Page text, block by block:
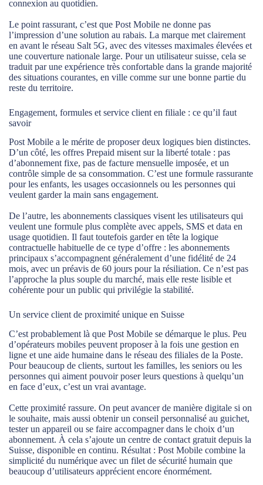
connexion au quotidien.
Le point rassurant, c’est que Post Mobile ne donne pas
l’impression d’une solution au rabais. La marque met clairement
en avant le réseau Salt 5G, avec des vitesses maximales élevées et
une couverture nationale large. Pour un utilisateur suisse, cela se
traduit par une expérience très confortable dans la grande majorité
des situations courantes, en ville comme sur une bonne partie du
reste du territoire.
Engagement, formules et service client en filiale : ce qu’il faut
savoir
Post Mobile a le mérite de proposer deux logiques bien distinctes.
D’un côté, les offres Prepaid misent sur la liberté totale : pas
d’abonnement fixe, pas de facture mensuelle imposée, et un
contrôle simple de sa consommation. C’est une formule rassurante
pour les enfants, les usages occasionnels ou les personnes qui
veulent garder la main sans engagement.
De l’autre, les abonnements classiques visent les utilisateurs qui
veulent une formule plus complète avec appels, SMS et data en
usage quotidien. Il faut toutefois garder en tête la logique
contractuelle habituelle de ce type d’offre : les abonnements
principaux s’accompagnent généralement d’une fidélité de 24
mois, avec un préavis de 60 jours pour la résiliation. Ce n’est pas
l’approche la plus souple du marché, mais elle reste lisible et
cohérente pour un public qui privilégie la stabilité.
Un service client de proximité unique en Suisse
C’est probablement là que Post Mobile se démarque le plus. Peu
d’opérateurs mobiles peuvent proposer à la fois une gestion en
ligne et une aide humaine dans le réseau des filiales de la Poste.
Pour beaucoup de clients, surtout les familles, les seniors ou les
personnes qui aiment pouvoir poser leurs questions à quelqu’un
en face d’eux, c’est un vrai avantage.
Cette proximité rassure. On peut avancer de manière digitale si on
le souhaite, mais aussi obtenir un conseil personnalisé au guichet,
tester un appareil ou se faire accompagner dans le choix d’un
abonnement. À cela s’ajoute un centre de contact gratuit depuis la
Suisse, disponible en continu. Résultat : Post Mobile combine la
simplicité du numérique avec un filet de sécurité humain que
beaucoup d’utilisateurs apprécient encore énormément.